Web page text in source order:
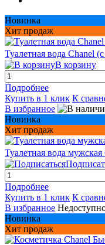
Новинка
Хит продаж
Туалетная вода Chanel
В корзину
Подробнее
Купить в 1 клик К
В избранное
Новинка
Хит продаж
Туалетная вода
Подробнее
Купить в 1 клик К
В избранное
Новинка
Хит продаж